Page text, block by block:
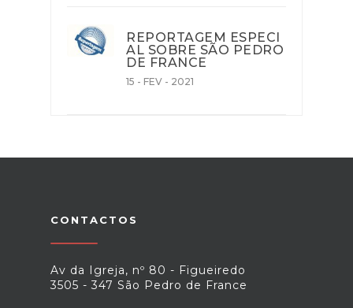
REPORTAGEM ESPECI
AL SOBRE SÃO PEDRO
DE FRANCE
15 - FEV - 2021
CONTACTOS
Av da Igreja, nº 80 - Figueiredo
3505 - 347 São Pedro de France